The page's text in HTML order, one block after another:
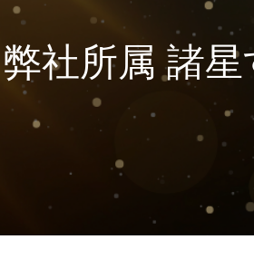
弊社所属 諸